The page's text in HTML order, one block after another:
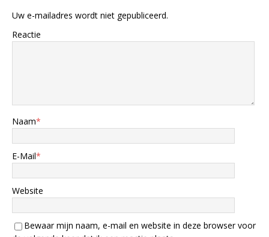
Uw e-mailadres wordt niet gepubliceerd.
Reactie
Naam*
E-Mail*
Website
Bewaar mijn naam, e-mail en website in deze browser voor